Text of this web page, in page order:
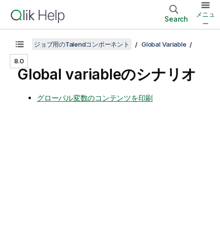
Search
メニュ
ー
8.0
ジョブ用のTalendコンポーネント Global Variable
Global variableのシナリオ
グローバル変数のコンテンツを印刷